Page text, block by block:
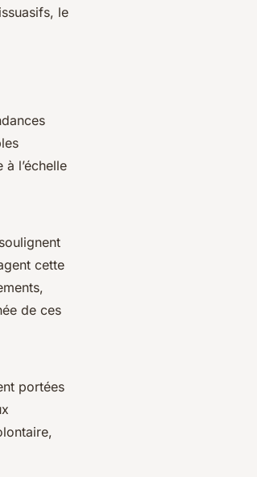
le
l’échelle
cette
de ces
portées